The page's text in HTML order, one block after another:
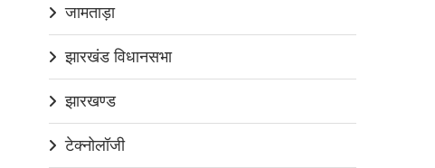
जामताड़ा
झारखंड विधानसभा
झारखण्ड
टेक्नोलॉजी